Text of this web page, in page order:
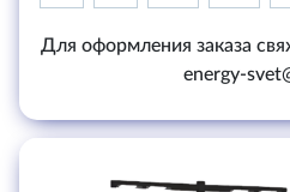
Для оформления заказа
energy-